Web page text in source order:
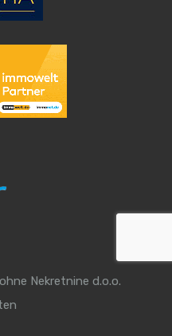
Nekretnine d.o.o.